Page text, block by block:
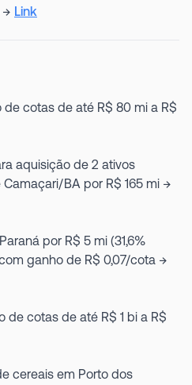
→ Link
cotas de até R$ 80 mi a R$
aquisição de 2 ativos
BA por R$ 165 mi →
por R$ 5 mi (31,6%
ganho de R$ 0,07/cota →
de cotas de até R$ 1 bi a R$
cereais em Porto dos